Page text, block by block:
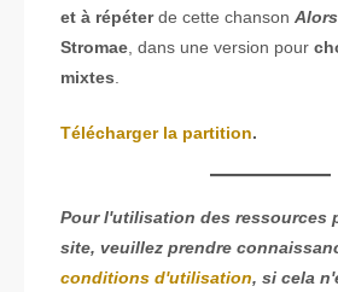
et à répéterde cette chanson
Stromae , dans une version pour
mixtes
Télécharger la partition.
Pour l'utilisation des ressources
site, veuillez prendre
conditions d'utilisation, si cela